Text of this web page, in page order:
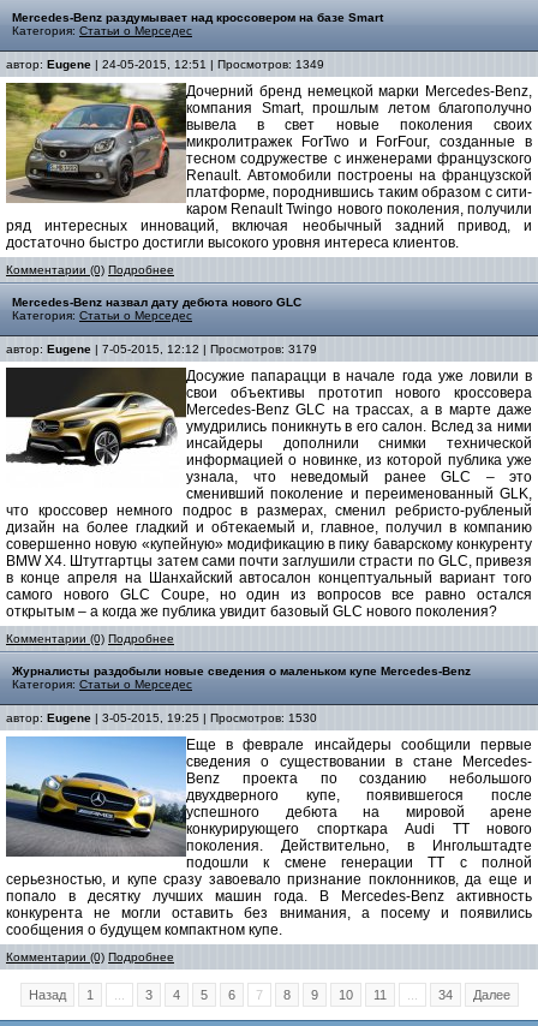
Mercedes-Benz раздумывает над кроссовером на базе Smart
Категория: Статьи о Мерседес
автор: Eugene | 24-05-2015, 12:51 | Просмотров: 1349
Дочерний бренд немецкой марки Mercedes-Benz,
компания Smart, прошлым летом благополучно
вывела в свет новые поколения своих
микролитражек ForTwo и ForFour, созданные в
тесном содружестве с инженерами французского
Renault. Автомобили построены на французской
платформе, породнившись таким образом с сити-
каром Renault Twingo нового поколения, получили
ряд интересных инноваций, включая необычный задний привод, и
достаточно быстро достигли высокого уровня интереса клиентов.
Комментарии (0) Подробнее
Mercedes-Benz назвал дату дебюта нового GLC
Категория: Статьи о Мерседес
автор: Eugene | 7-05-2015, 12:12 | Просмотров: 3179
Досужие папарацци в начале года уже ловили в
свои объективы прототип нового кроссовера
Mercedes-Benz GLC на трассах, а в марте даже
умудрились поникнуть в его салон. Вслед за ними
инсайдеры дополнили снимки технической
информацией о новинке, из которой публика уже
узнала, что неведомый ранее GLC – это
сменивший поколение и переименованный GLK,
что кроссовер немного подрос в размерах, сменил ребристо-рубленый
дизайн на более гладкий и обтекаемый и, главное, получил в компанию
совершенно новую «купейную» модификацию в пику баварскому конкуренту
BMW X4. Штутгартцы затем сами почти заглушили страсти по GLC, привезя
в конце апреля на Шанхайский автосалон концептуальный вариант того
самого нового GLC Coupe, но один из вопросов все равно остался
открытым – а когда же публика увидит базовый GLC нового поколения?
Комментарии (0) Подробнее
Журналисты раздобыли новые сведения о маленьком купе Mercedes-Benz
Категория: Статьи о Мерседес
автор: Eugene | 3-05-2015, 19:25 | Просмотров: 1530
Еще в феврале инсайдеры сообщили первые
сведения о существовании в стане Mercedes-
Benz проекта по созданию небольшого
двухдверного купе, появившегося после
успешного дебюта на мировой арене
конкурирующего спорткара Audi TT нового
поколения. Действительно, в Ингольштадте
подошли к смене генерации TT с полной
серьезностью, и купе сразу завоевало признание поклонников, да еще и
попало в десятку лучших машин года. В Mercedes-Benz активность
конкурента не могли оставить без внимания, а посему и появились
сообщения о будущем компактном купе.
Комментарии (0) Подробнее
Назад 1 3 4 5 6 7 8 9 10 11 34 Далее